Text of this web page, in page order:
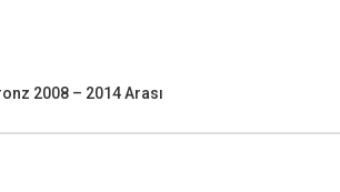
2008 – 2014 Arası